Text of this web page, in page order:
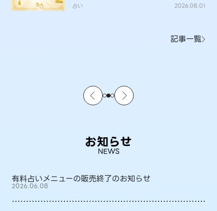
占い 2026.08.01
記事一覧
お知らせ
NEWS
有料占いメニューの販売終了のお知らせ
2026.06.08